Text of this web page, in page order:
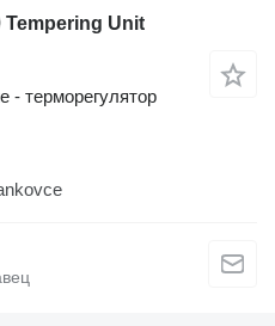
Tempering Unit
- терморегулятор